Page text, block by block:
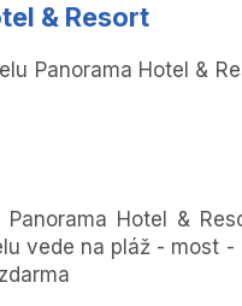
& Resort
Panorama Hotel &
Hotel &
vede na pláž - most